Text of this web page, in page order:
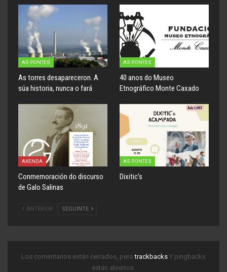
AS PONTES
As torres desapareceron. A
súa historia, nunca o fará
AS PONTES
40 anos do Museo
Etnográfico Monte Caxado
AXENDA
Conmemoración do discurso
de Galo Salinas
AS PONTES
Dixitic’s
ANTERIOR SEGUINTE
Los comentarios están cerrados, perotrackbacks Y pingbacks
están abiertos.